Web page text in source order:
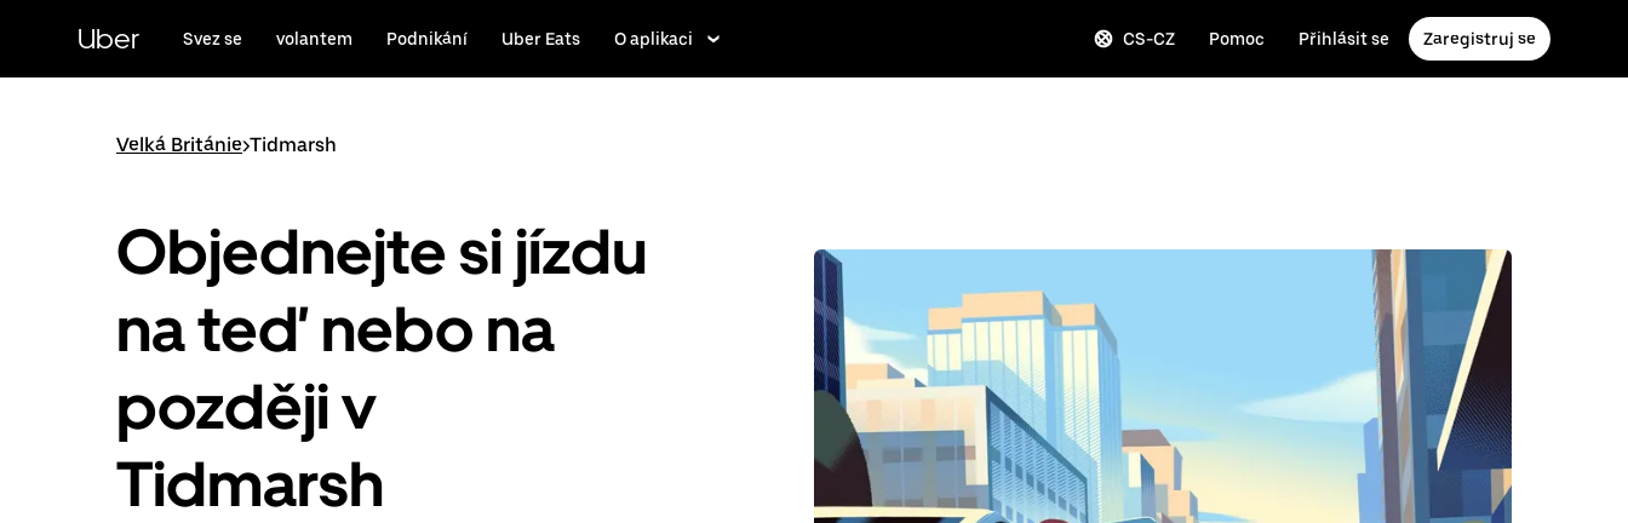
obsah
Uber Svez se volantem Podnikání Uber Eats O aplikaci CS-CZ Pomoc Přihlásit se Zaregistruj se
Velká Británie>Tidmarsh
Objednejte si jízdu
na teď nebo na
později v
Tidmarsh